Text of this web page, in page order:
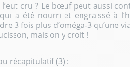
l’eut cru ? Le bœuf peut aussi
a été nourri et engraissé à
3 fois plus d’oméga-3 qu’une
mais on y croit !
récapitulatif (3) :